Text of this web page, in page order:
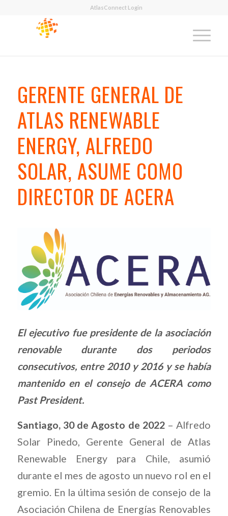
AtlasConnect Login
GERENTE GENERAL DE
ATLAS RENEWABLE
ENERGY, ALFREDO
SOLAR, ASUME COMO
DIRECTOR DE ACERA
El ejecutivo fue presidente de la asociación
renovable durante dos periodos
consecutivos, entre 2010 y 2016 y se había
mantenido en el consejo de ACERA como
Past President.
Santiago, 30 de Agosto de 2022– Alfredo
Solar Pinedo, Gerente General de Atlas
Renewable Energy para Chile, asumió
durante el mes de agosto un nuevo rol en el
gremio. En la última sesión de consejo de la
Asociación Chilena de Energías Renovables